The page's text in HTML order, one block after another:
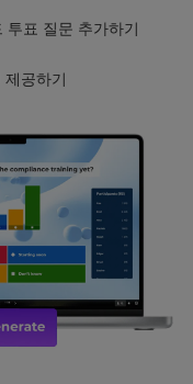
투표 질문 추가하기
공하기